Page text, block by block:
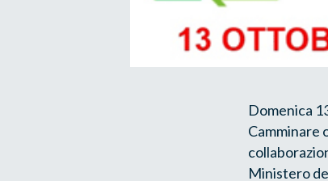
Domenica
Camminare
Ministero